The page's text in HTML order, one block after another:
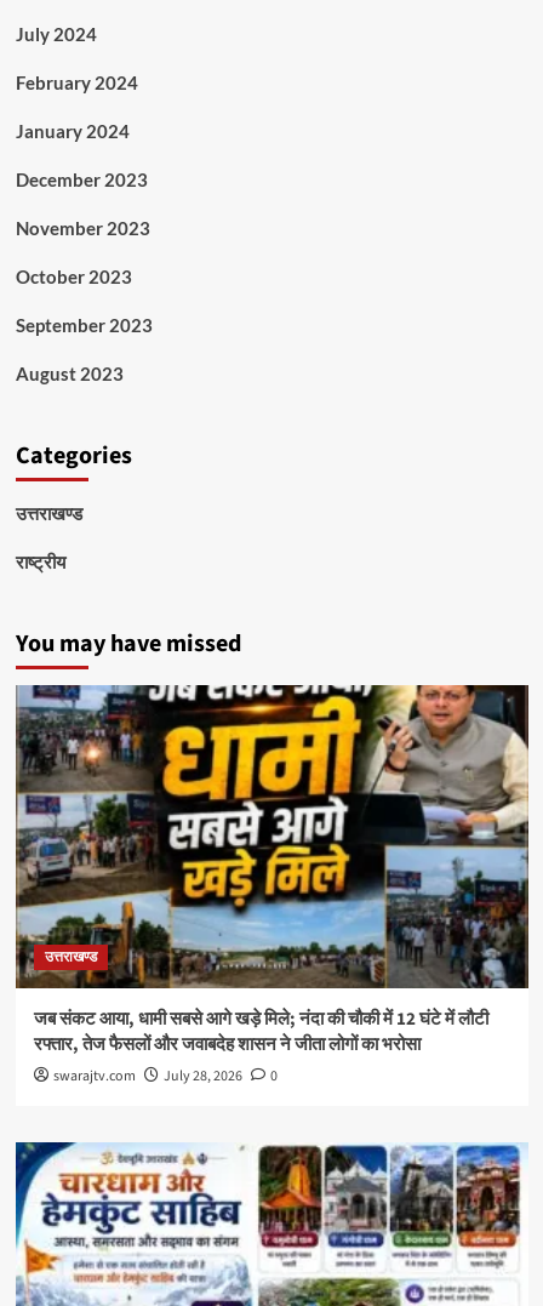
July 2024
February 2024
January 2024
December 2023
November 2023
October 2023
September 2023
August 2023
Categories
उत्तराखण्ड
राष्ट्रीय
You may have missed
उत्तराखण्ड
जब संकट आया, धामी सबसे आगे खड़े मिले; नंदा की चौकी में 12 घंटे में लौटी
रफ्तार, तेज फैसलों और जवाबदेह शासन ने जीता लोगों का भरोसा
swarajtv.com July 28, 2026 0